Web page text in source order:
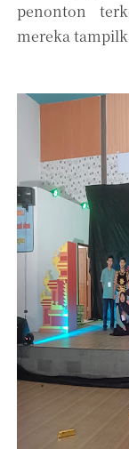
penonton
mereka